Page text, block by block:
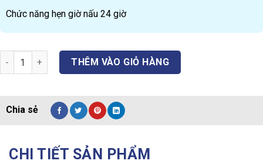
Chức năng hẹn giờ nấu 24 giờ
Nồi cơm điện Điện Tử Cao Tần KS-IH191V-BK/GL/RD quantity
THÊM VÀO GIỎ HÀNG
CHI TIẾT SẢN PHẨM